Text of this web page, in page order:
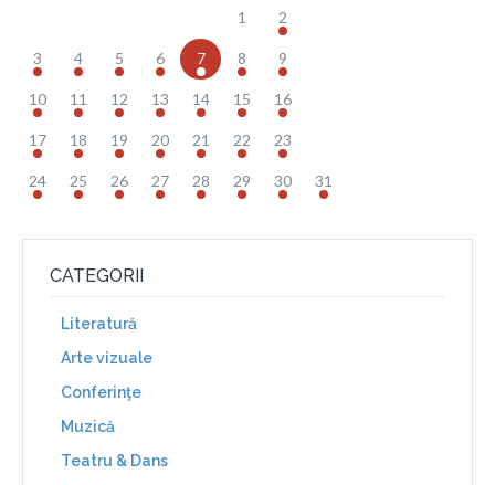
1 2
3 4 5 6 7 8 9
10 11 12 13 14 15 16
17 18 19 20 21 22 23
24 25 26 27 28 29 30 31
CATEGORII
Literatură
Arte vizuale
Conferinţe
Muzică
Teatru & Dans